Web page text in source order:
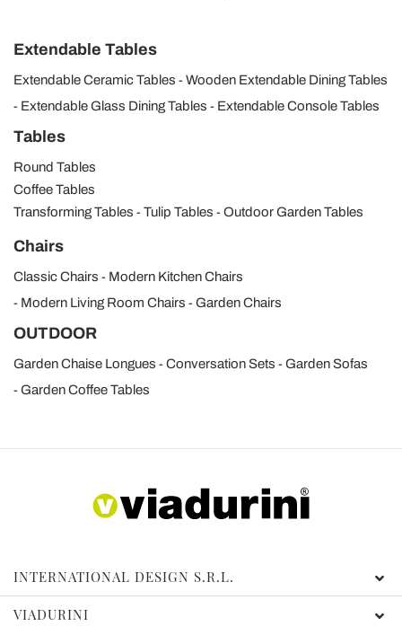
Extendable Tables
Extendable Ceramic Tables
Wooden Extendable Dining Tables
Extendable Glass Dining Tables
Extendable Console Tables
Tables
Round Tables
Coffee Tables
Transforming Tables
Tulip Tables Outdoor Garden Tables
Chairs
Classic Chairs
Modern Kitchen Chairs
Modern Living Room Chairs
Garden Chairs
OUTDOOR
Garden Chaise Longues Conversation Sets
Garden Sofas
Garden Coffee Tables
INTERNATIONAL DESIGN S.R.L.
VIADURINI